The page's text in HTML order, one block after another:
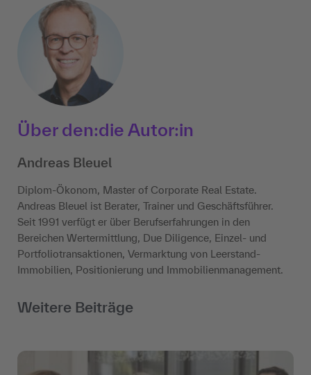
Über den:die Autor:in
Andreas Bleuel
Diplom-Ökonom, Master of Corporate Real Estate.
Andreas Bleuel ist Berater, Trainer und Geschäftsführer.
Seit 1991 verfügt er über Berufserfahrungen in den
Bereichen Wertermittlung, Due Diligence, Einzel- und
Portfoliotransaktionen, Vermarktung von Leerstand-
Immobilien, Positionierung und Immobilienmanagement.
Weitere Beiträge